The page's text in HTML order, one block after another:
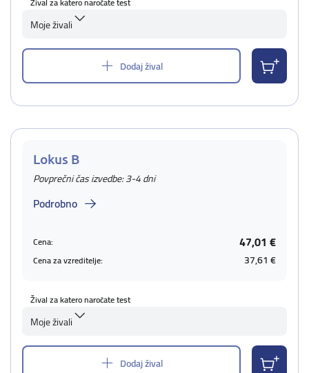
Moje živali
Dodaj žival
Lokus B
Povprečni čas izvedbe: 3-4 dni
Podrobno
Cena: 47,01 €
Cena za vzreditelje: 37,61 €
Žival za katero naročate test
Moje živali
Dodaj žival